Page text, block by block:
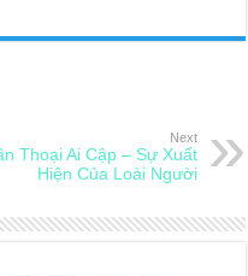
Next
Thoại Ai Cập – Sự Xuất
Hiện Của Loài Người